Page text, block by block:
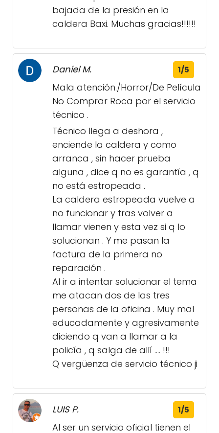
bajada de la presión en la
caldera Baxi. Muchas gracias!!!!!!
Daniel M. 1/5
Mala atención./Horror/De Película
No Comprar Roca por el servicio
técnico .
Técnico llega a deshora ,
enciende la caldera y como
arranca , sin hacer prueba
alguna , dice q no es garantía , q
no está estropeada .
La caldera estropeada vuelve a
no funcionar y tras volver a
llamar vienen y esta vez si q lo
solucionan . Y me pasan la
factura de la primera no
reparación .
Al ir a intentar solucionar el tema
me atacan dos de las tres
personas de la oficina . Muy mal
educadamente y agresivamente
diciendo q van a llamar a la
policía , q salga de allí …. !!!
Q vergüenza de servicio técnico ji
LUIS P. 1/5
Al ser un servicio oficial tienen el